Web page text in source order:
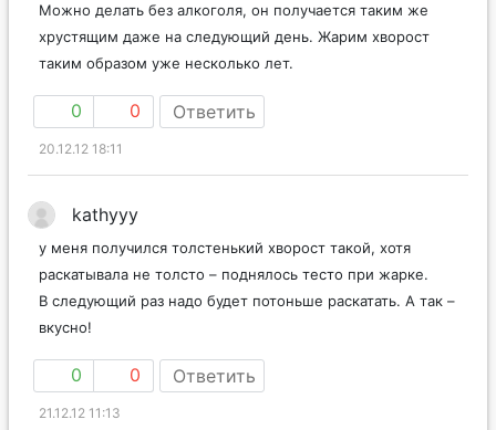
Можно делать без алкоголя, он получается таким же
хрустящим даже на следующий день. Жарим хворост
таким образом уже несколько лет.
0 0 Ответить
20.12.12 18:11
kathyyy
у меня получился толстенький хворост такой, хотя
раскатывала не толсто – поднялось тесто при жарке.
В следующий раз надо будет потоньше раскатать. А так –
вкусно!
0 0 Ответить
21.12.12 11:13